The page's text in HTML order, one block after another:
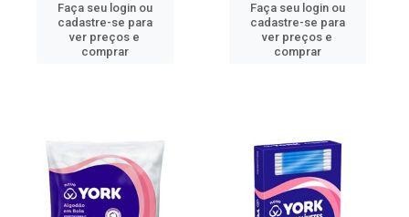
Faça seu login ou
cadastre-se para
ver preços e
comprar
Faça seu login ou
cadastre-se para
ver preços e
comprar